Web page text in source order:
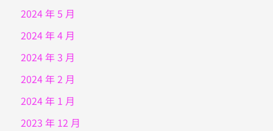
2024 年 5 月
2024 年 4 月
2024 年 3 月
2024 年 2 月
2024 年 1 月
2023 年 12 月